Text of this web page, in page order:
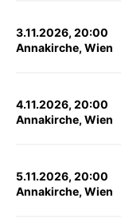
3.11.2026, 20:00
Annakirche, Wien
4.11.2026, 20:00
Annakirche, Wien
5.11.2026, 20:00
Annakirche, Wien